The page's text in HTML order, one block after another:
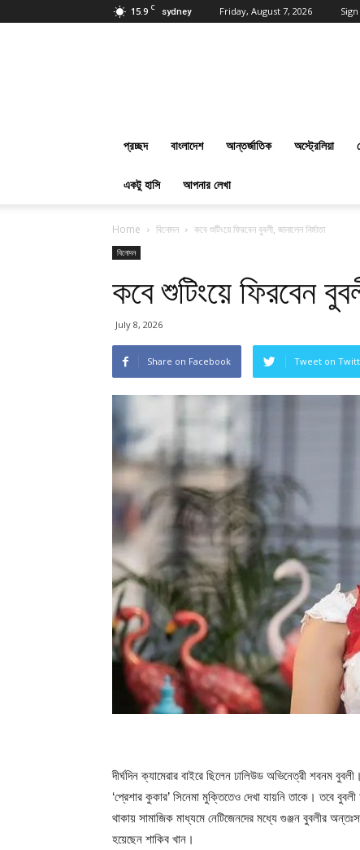
15.9 C sydney Friday, August 7, 2026
Bangla
প্রচ্ছদ বাংলাদেশ আন্তর্জাতিক অস্ট্রেলিয়া
একটু হাসি আপনার লেখা
Home বিনোদন কবে শুটিংয়ে ফিরবেন বুবলী, জানালেন নির্মাতা
বিনোদন
কবে শুটিংয়ে ফিরবেন
July 8, 2026
Share on Facebook Tweet on
দীর্ঘদিন ক্যামেরার বাইরে ছিলেন ঢালিউড অভিনেত্রী শবনম
‘প্রেশার কুকার’ সিনেমা মুক্তিতেও দেখা যায়নি তাকে। তবে
থাকায় সামাজিক মাধ্যমে নেটিজেনদের মধ্যে গুঞ্জন বুবলীর
হয়েছেন শাকিব খান।